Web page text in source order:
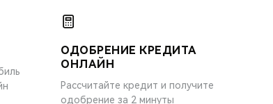
ОДОБРЕНИЕ КРЕДИТА
ОНЛАЙН
Рассчитайте кредит и получите
одобрение за 2 минуты